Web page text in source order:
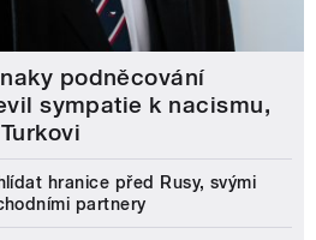
podněcování
sympatie k nacismu,
hranice před Rusy, svými
partnery